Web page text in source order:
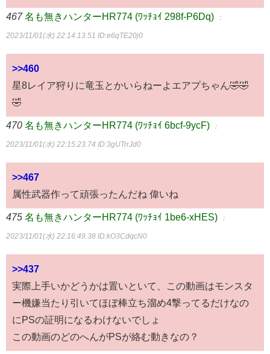
467 名も無きハンターHR774 (ﾜｯﾁｮｲ 298f-P6Dq) ：
2023/11/01(水) 22:14:13.51 ID:e6qTE20j0
>>460
星8レイア狩りに竜玉とかいらねーよエアプちゃん🤣🤣
🤣
470 名も無きハンターHR774 (ﾜｯﾁｮｲ 6bcf-9ycF) ：
2023/11/01(水) 22:15:23.74 ID:3gUTrrJd0
>>467
属性武器作って頑張ったんだね 偉いね
475 名も無きハンターHR774 (ﾜｯﾁｮｲ 1be6-xHES) ：
2023/11/01(水) 22:16:49.38 ID:kO3CdqcN0
>>437
実際上手いかどうかは置いといて、この動画はモンスタ
ー機嫌当たり引いてほぼ棒立ち溜め4撃ってるだけなの
にPSの証明になるわけないでしょ
この動画のどのへんがPSが絡む動きなの？